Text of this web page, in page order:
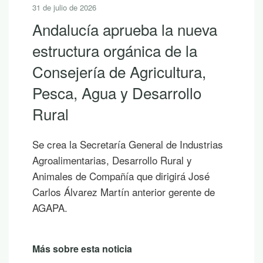
31 de julio de 2026
Andalucía aprueba la nueva
estructura orgánica de la
Consejería de Agricultura,
Pesca, Agua y Desarrollo
Rural
Se crea la Secretaría General de Industrias
Agroalimentarias, Desarrollo Rural y
Animales de Compañía que dirigirá José
Carlos Álvarez Martín anterior gerente de
AGAPA.
Más sobre esta noticia